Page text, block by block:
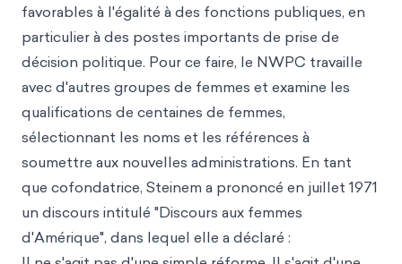
favorables à l'égalité à des fonctions publiques, en
particulier à des postes importants de prise de
décision politique. Pour ce faire, le NWPC travaille
avec d'autres groupes de femmes et examine les
qualifications de centaines de femmes,
sélectionnant les noms et les références à
soumettre aux nouvelles administrations. En tant
que cofondatrice, Steinem a prononcé en juillet 1971
un discours intitulé "Discours aux femmes
d'Amérique", dans lequel elle a déclaré :